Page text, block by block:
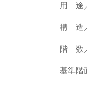
用 途
構 造
階 数
基準階